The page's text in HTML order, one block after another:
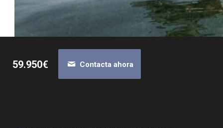
Contacta ahora
59.950€